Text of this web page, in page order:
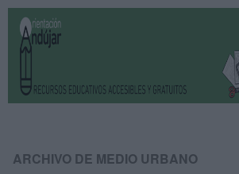
ARCHIVO DE MEDIO URBANO